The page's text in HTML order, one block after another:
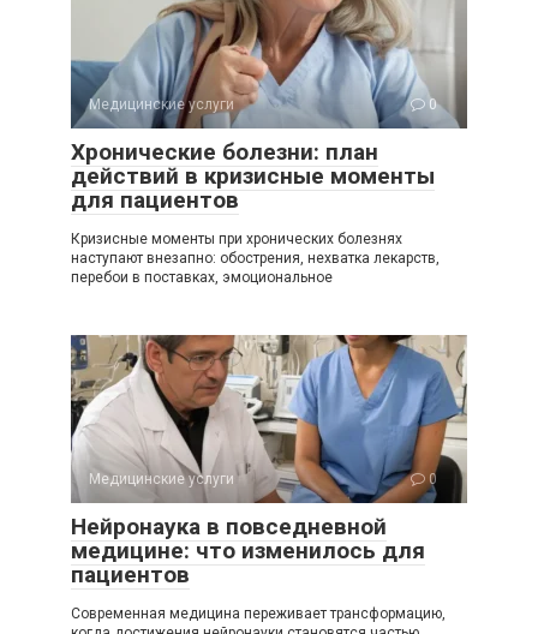
Медицинские услуги 0
Хронические болезни: план
действий в кризисные моменты
для пациентов
Кризисные моменты при хронических болезнях
наступают внезапно: обострения, нехватка лекарств,
перебои в поставках, эмоциональное
Медицинские услуги 0
Нейронаука в повседневной
медицине: что изменилось для
пациентов
Современная медицина переживает трансформацию,